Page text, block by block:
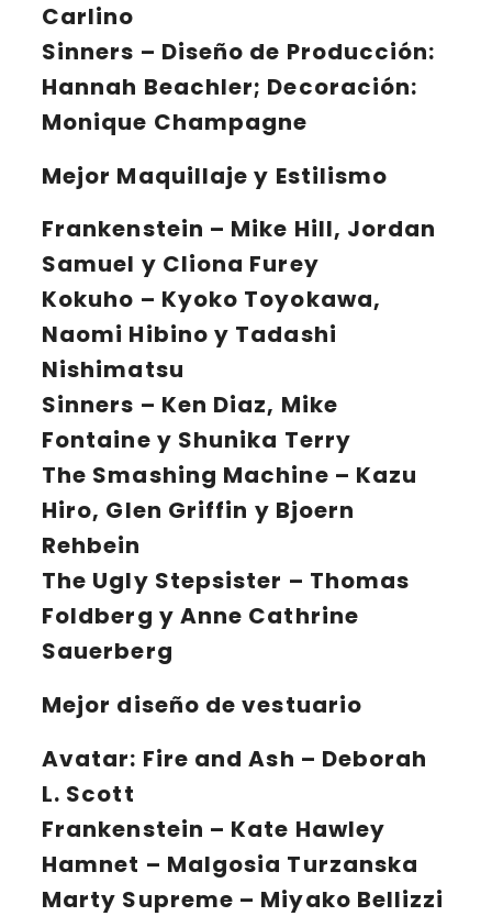
Carlino
Sinners – Diseño de Producción:
Hannah Beachler; Decoración:
Monique Champagne
Mejor Maquillaje y Estilismo
Frankenstein – Mike Hill, Jordan
Samuel y Cliona Furey
Kokuho – Kyoko Toyokawa,
Naomi Hibino y Tadashi
Nishimatsu
Sinners – Ken Diaz, Mike
Fontaine y Shunika Terry
The Smashing Machine – Kazu
Hiro, Glen Griffin y Bjoern
Rehbein
The Ugly Stepsister – Thomas
Foldberg y Anne Cathrine
Sauerberg
Mejor diseño de vestuario
Avatar: Fire and Ash – Deborah
L. Scott
Frankenstein – Kate Hawley
Hamnet – Malgosia Turzanska
Marty Supreme – Miyako Bellizzi